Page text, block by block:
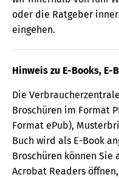
oder die Ratgeber
eingehen.
Hinweis zu E-Books,
Die
Broschüren im Format
Format ePub),
Buch wird als E-Book
Broschüren können Sie
Acrobat Readers